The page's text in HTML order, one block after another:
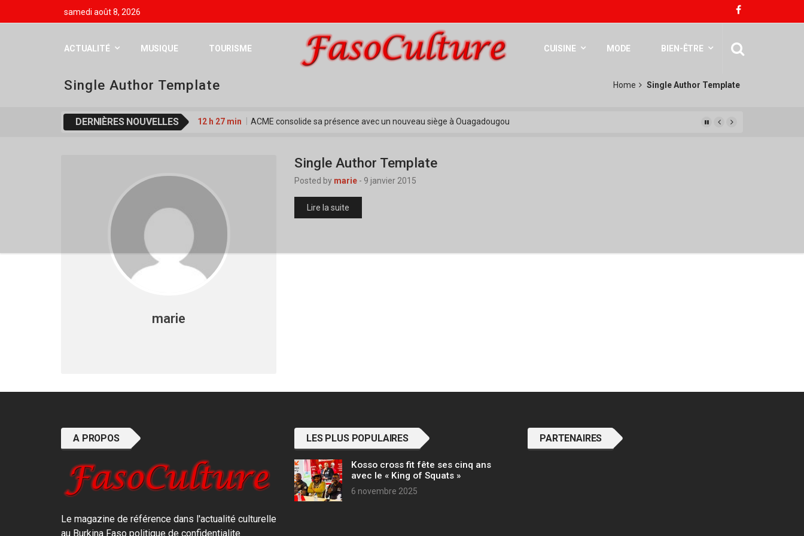
samedi août 8, 2026
ACTUALITÉ MUSIQUE TOURISME CUISINE MODE BIEN-ÊTRE
Single Author Template Home Single Author Template
DERNIÈRES NOUVELLES 12 h 27 min
ACME consolide sa présence avec un nouveau siège à Ouagadougou
Déclaration des œuvres et répartition des droits : les artistes musiciens bobolais « en classe «
Kosso cross fit fête ses cinq ans avec le « King of Squats »
marie
Single Author Template
Posted by marie - 9 janvier 2015
Lire la suite
A PROPOS
Le magazine de référence dans l'actualité culturelle
au Burkina Faso politique de confidentialite
LES PLUS POPULAIRES
Kosso cross fit fête ses cinq ans
avec le « King of Squats »
6 novembre 2025
PARTENAIRES